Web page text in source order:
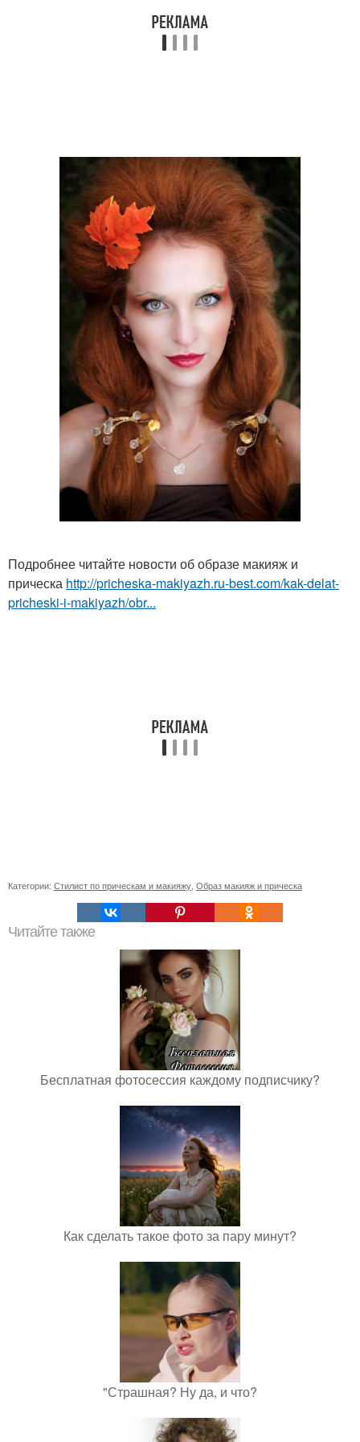
Подробнее читайте новости об образе макияж и
прическа http://pricheska-makiyazh.ru-best.com/kak-delat-
pricheski-i-makiyazh/obr...
Категории: Стилист по прическам и макияжу Образ макияж и прическа
Читайте также
Бесплатная фотосессия каждому подписчику?
Как сделать такое фото за пару минут?
"Страшная? Ну да, и что?